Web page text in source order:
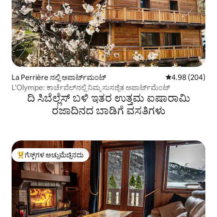
La Perrière ನಲ್ಲಿ ಅಪಾರ್ಟ್‌ಮಂಟ್ 5 ರಲ್ಲಿ 4.98
4.98 (204)
L'Olympe: ಕಾರ್ಚೆವೆಲ್‌ನಲ್ಲಿ ನಿಮ್ಮ ಸುಸಜ್ಜಿತ ಅಪಾರ್ಟ್‌ಮೆಂಟ್
ದಿ ಸಿಬೆಲ್ಲೆಸ್ ಬಳಿ ಇತರ ಉತ್ತಮ ಐಷಾರಾಮಿ
ರಜಾದಿನದ ಬಾಡಿಗೆ ವಸತಿಗಳು
ಗೆಸ್ಟ್‌ಗಳಿಗೆ ಅತಿ ಹೆಚ್ಚು ಅಚ್ಚುಮೆಚ್ಚಿನದು
ಗೆಸ್ಟ್‌ಗಳ ಅಚ್ಚುಮೆಚ್ಚಿನದು